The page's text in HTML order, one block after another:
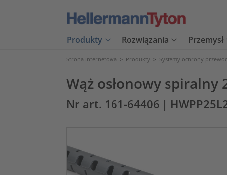
Produkty Rozwiązania Przemysł
Strona internetowa > Produkty > Systemy ochrony
Wąż osłonowy spiralny
Nr art. 161-64406 |